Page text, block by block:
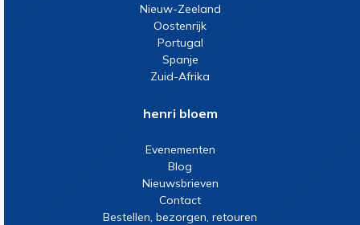
Nieuw-Zeeland
Oostenrijk
Portugal
Spanje
Zuid-Afrika
henri bloem
Evenementen
Blog
Nieuwsbrieven
Contact
Bestellen, bezorgen, retouren